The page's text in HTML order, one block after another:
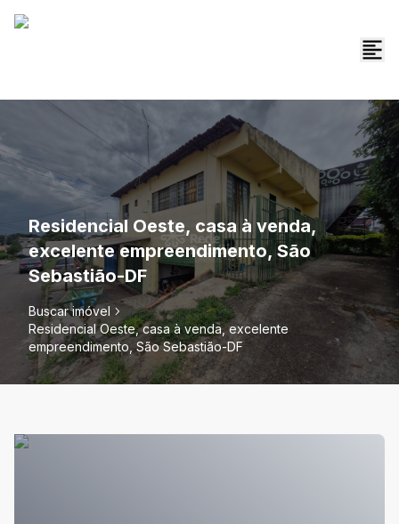
Residencial Oeste, casa à venda,
excelente empreendimento, São
Sebastião-DF
Buscar imóvel
Residencial Oeste, casa à venda, excelente
empreendimento, São Sebastião-DF